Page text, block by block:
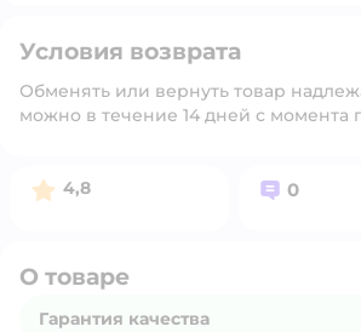
Условия возврата
Обменять или вернуть товар
можно в течение 14 дней с момента
Рейтинг:
4,8 Вопросов:
0
О товаре
Гарантия качества